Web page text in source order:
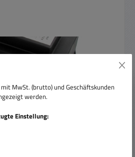
MwSt. (brutto) und Geschäftskunden
werden.
Einstellung: